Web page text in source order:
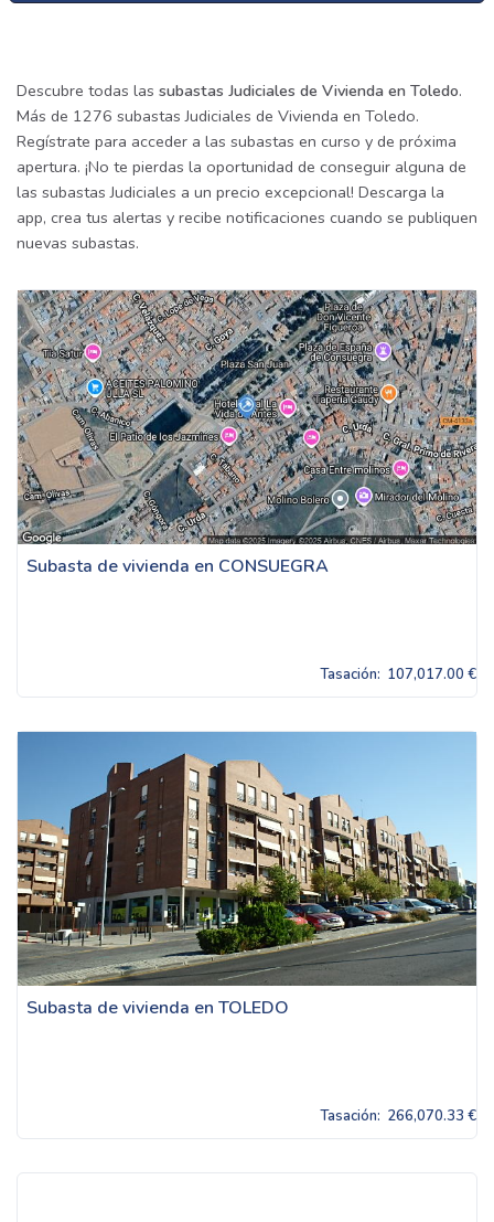
Descubre todas las subastas Judiciales de Vivienda en Toledo.
Más de 1276 subastas Judiciales de Vivienda en Toledo.
Regístrate para acceder a las subastas en curso y de próxima
apertura. ¡No te pierdas la oportunidad de conseguir alguna de
las subastas Judiciales a un precio excepcional! Descarga la
app, crea tus alertas y recibe notificaciones cuando se publiquen
nuevas subastas.
Subasta de vivienda en CONSUEGRA
Tasación: 107,017.00 €
Subasta de vivienda en TOLEDO
Tasación: 266,070.33 €